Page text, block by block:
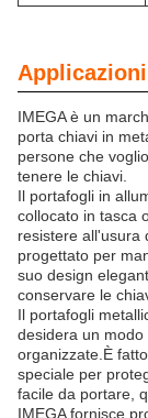
IMEGA è un
porta chiavi in
persone che
tenere le chiavi.
Il portafogli in
collocato in tasca
resistere all'usura
progettato per
suo design
conservare le
Il portafogli
desidera un
organizzate.È
speciale per
facile da portare,
IMEGA fornisce